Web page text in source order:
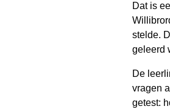
Dat is
stelde.
geleerd
De
vragen
getest: